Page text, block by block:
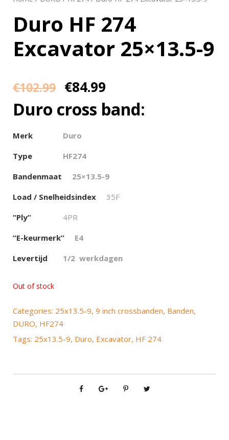
Duro HF 274
Excavator 25×13.5-9
€102.99 €84.99
Duro cross band:
Merk
Duro
Type
HF274
Bandenmaat
25×13.5-9
Load / Snelheidsindex
35F
”Ply”
4PR
”E-keurmerk”
E4
Levertijd
1/2 werkdagen
Out of stock
Categories: 25x13.5-9, 9 inch crossbanden, Banden,
DURO, HF274
Tags: 25x13.5-9, Duro, Excavator, HF 274